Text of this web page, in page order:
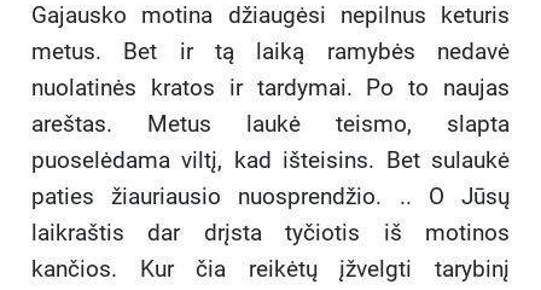
Gajausko motina džiaugėsi nepilnus keturis
metus. Bet ir tą laiką ramybės nedavė
nuolatinės kratos ir tardymai. Po to naujas
areštas. Metus laukė teismo, slapta
puoselėdama viltį, kad išteisins. Bet sulaukė
paties žiauriausio nuosprendžio. .. O Jūsų
laikraštis dar drįsta tyčiotis iš motinos
kančios. Kur čia reikėtų įžvelgti tarybinį